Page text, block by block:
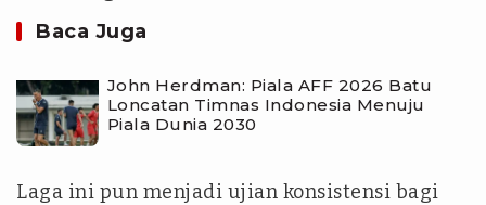
Baca Juga
John Herdman: Piala AFF 2026 Batu
Loncatan Timnas Indonesia Menuju
Piala Dunia 2030
Laga ini pun menjadi ujian konsistensi bagi